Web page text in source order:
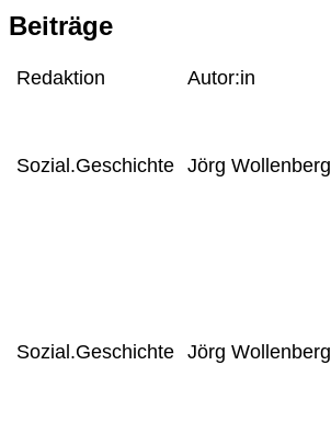
Beiträge
Redaktion Autor:in
Sozial.Geschichte Jörg Wollenberg
Sozial.Geschichte Jörg Wollenberg